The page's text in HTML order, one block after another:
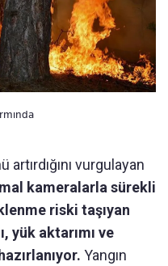
artırdığını vurgulayan
kameralarla sürekli
riski taşıyan
yük aktarımı ve
Yangın